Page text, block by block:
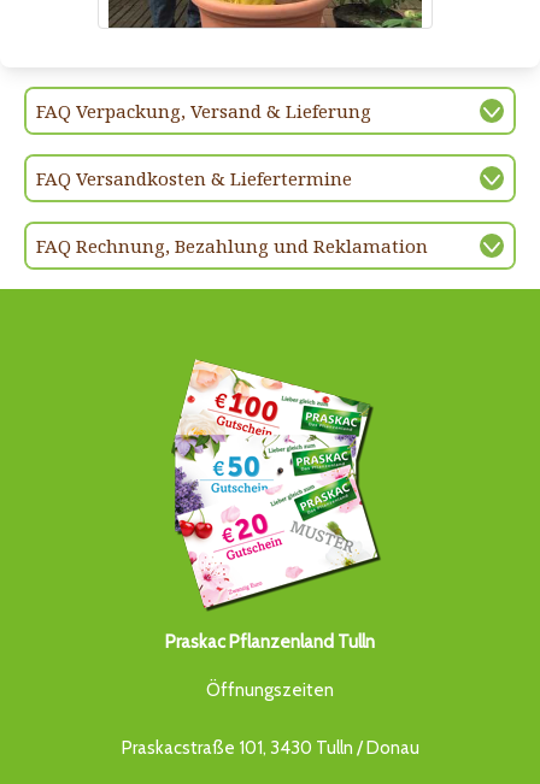
FAQ Verpackung, Versand & Lieferung
FAQ Versandkosten & Liefertermine
FAQ Rechnung, Bezahlung und Reklamation
Praskac Pflanzenland Tulln
Öffnungszeiten
Praskacstraße 101, 3430 Tulln / Donau